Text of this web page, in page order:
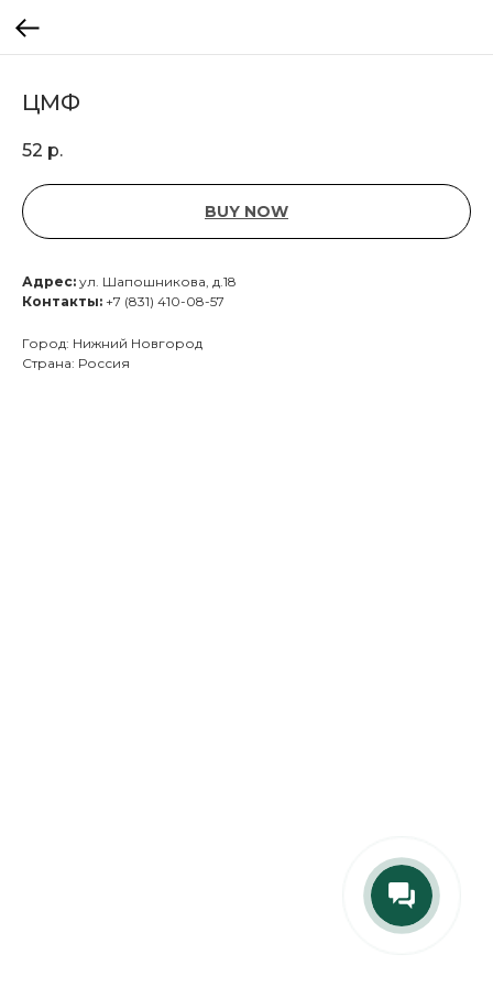
ЦМФ
52 р.
BUY NOW
Адрес: ул. Шапошникова, д.18
Контакты: +7 (831) 410-08-57
Город: Нижний Новгород
Страна: Россия